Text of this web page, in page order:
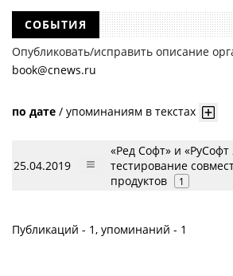
СОБЫТИЯ
Опубликовать/исправить описание
book@cnews.ru
по дате / упоминаниям в текстах
25.04.2019
«Ред Софт» и
тестирование
продуктов
1
Публикаций - 1, упоминаний - 1